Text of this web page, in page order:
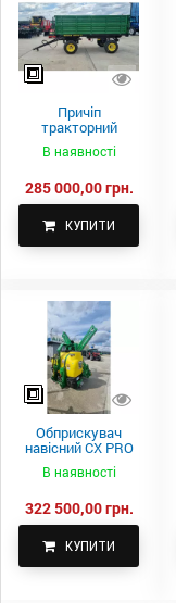
Причіп
тракторний
самоскидний
Spike 2 ПТС-4
В наявності
285 000,00 грн.
КУПИТИ
Обприскувач
навісний CX PRO
В наявності
322 500,00 грн.
КУПИТИ